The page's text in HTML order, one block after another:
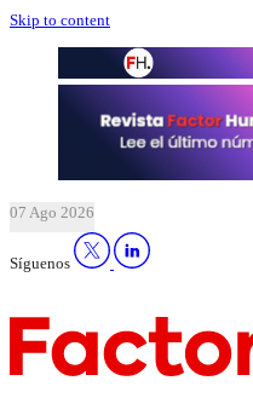
Skip to content
07 Ago 2026
Síguenos